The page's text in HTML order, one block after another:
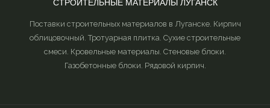
СТРОИТЕЛЬНЫЕ МАТЕРИАЛЫ ЛУГАНСК
Поставки строительных материалов в Луганске. Кирпич
облицовочный. Тротуарная плитка. Сухие строительные
смеси. Кровельные материалы. Стеновые блоки.
Газобетонные блоки. Рядовой кирпич.